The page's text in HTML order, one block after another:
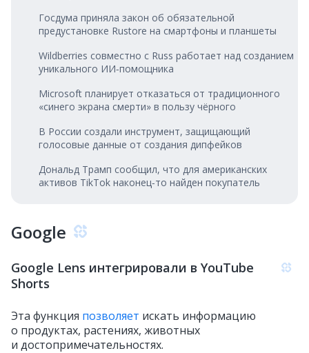
Госдума приняла закон об обязательной
предустановке Rustore на смартфоны и планшеты
Wildberries совместно с Russ работает над созданием
уникального ИИ‑помощника
Microsoft планирует отказаться от традиционного
«синего экрана смерти» в пользу чёрного
В России создали инструмент, защищающий
голосовые данные от создания дипфейков
Дональд Трамп сообщил, что для американских
активов TikTok наконец‑то найден покупатель
Google
Google Lens интегрировали в YouTube
Shorts
Эта функция позволяет искать информацию
о продуктах, растениях, животных
и достопримечательностях.